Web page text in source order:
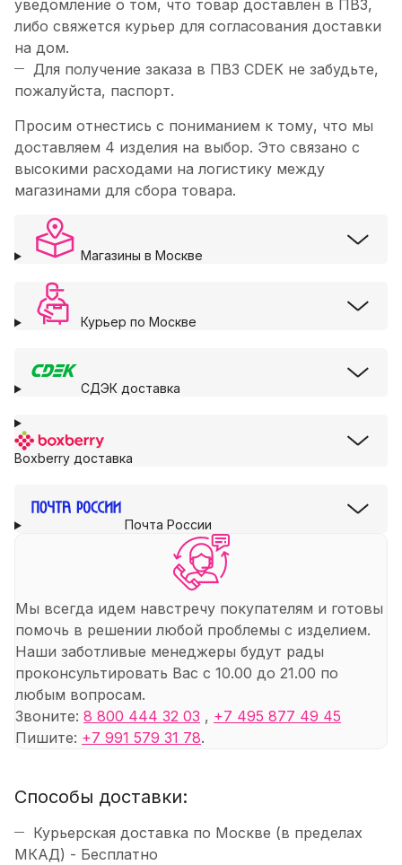
уведомление о том, что товар доставлен в ПВЗ,
либо свяжется курьер для согласования доставки
на дом.
Для получение заказа в ПВЗ CDEK не забудьте,
пожалуйста, паспорт.
Просим отнестись с пониманием к тому, что мы
доставляем 4 изделия на выбор. Это связано с
высокими расходами на логистику между
магазинами для сбора товара.
Магазины в Москве
Курьер по Москве
СДЭК доставка
Boxberry доставка
Почта России
Мы всегда идем навстречу покупателям и готовы
помочь в решении любой проблемы с изделием.
Наши заботливые менеджеры будут рады
проконсультировать Вас с 10.00 до 21.00 по
любым вопросам.
Звоните: 8 800 444 32 03 , +7 495 877 49 45
Пишите: +7 991 579 31 78.
Способы доставки:
Курьерская доставка по Москве (в пределах
МКАД) - Бесплатно